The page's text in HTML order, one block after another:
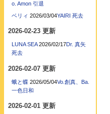
o. Amon 引退
ベリィ 2026/03/04YAIRI 死去
2026-02-23 更新
LUNA SEA 2026/02/17Dr. 真矢
死去
2026-02-07 更新
蛾と蝶 2026/05/04Vo.創真、Ba.
一色日和
2026-02-01 更新